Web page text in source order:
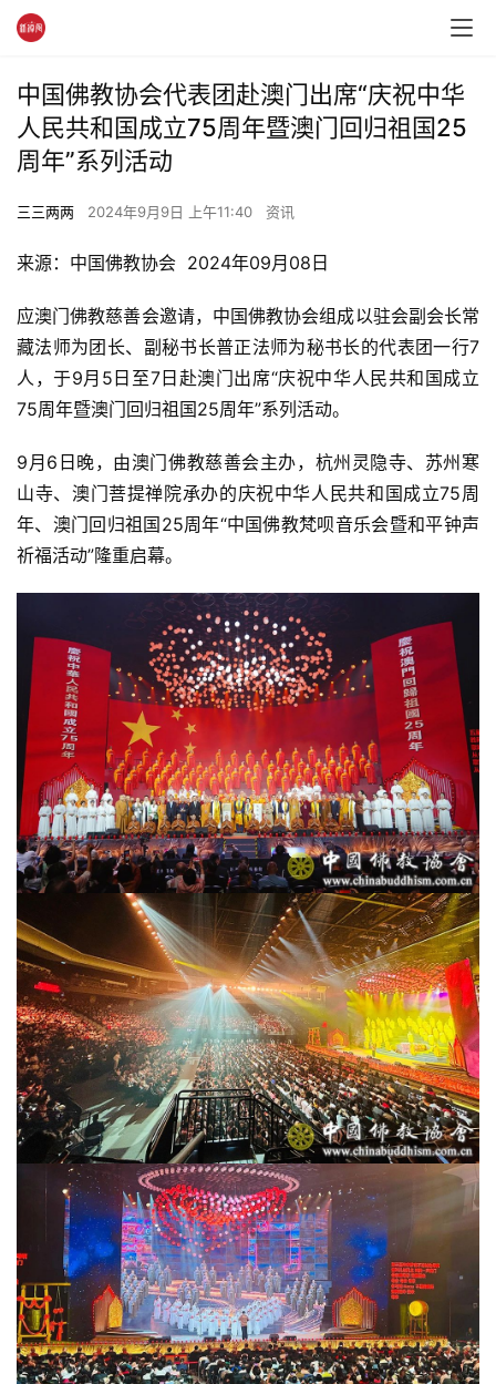
中国佛教协会代表团赴澳门出席“庆祝中华
人民共和国成立75周年暨澳门回归祖国25
周年”系列活动
三三两两 2024年9月9日 上午11:40 资讯
来源：中国佛教协会  2024年09月08日
应澳门佛教慈善会邀请，中国佛教协会组成以驻会副会长常
藏法师为团长、副秘书长普正法师为秘书长的代表团一行7
人，于9月5日至7日赴澳门出席“庆祝中华人民共和国成立
75周年暨澳门回归祖国25周年”系列活动。
9月6日晚，由澳门佛教慈善会主办，杭州灵隐寺、苏州寒
山寺、澳门菩提禅院承办的庆祝中华人民共和国成立75周
年、澳门回归祖国25周年“中国佛教梵呗音乐会暨和平钟声
祈福活动”隆重启幕。